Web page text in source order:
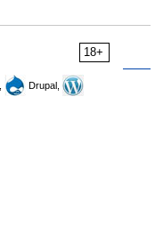
18+
Drupal,